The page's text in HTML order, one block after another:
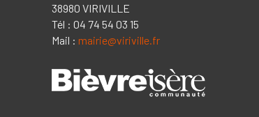
38980 VIRIVILLE
Tél : 04 74 54 03 15
Mail : mairie@viriville.fr